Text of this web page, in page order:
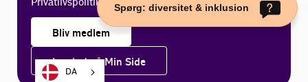
Bliv medlem
Log ind på Min Side
DA
Spørg: diversitet & inklusion